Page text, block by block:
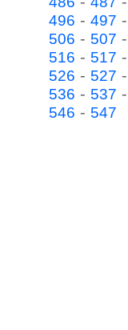
496 - 497 -
506 - 507 -
516 - 517 -
526 - 527 -
536 - 537 -
546 - 547